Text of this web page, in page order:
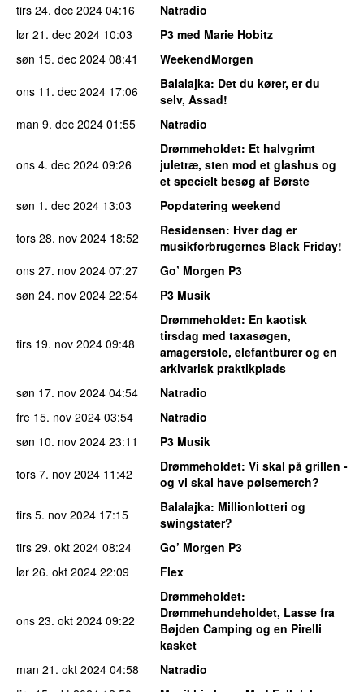
tirs 24. dec 2024 04:16
Natradio
lør 21. dec 2024 10:03
P3 med Marie Hobitz
søn 15. dec 2024 08:41
WeekendMorgen
ons 11. dec 2024 17:06 Balalajka: Det du kører, er du
selv, Assad!
man 9. dec 2024 01:55 Natradio
ons 4. dec 2024 09:26
Drømmeholdet: Et halvgrimt
juletræ, sten mod et glashus og
et specielt besøg af Børste
søn 1. dec 2024 13:03
Popdatering weekend
tors 28. nov 2024 18:52 Residensen: Hver dag er
musikforbrugernes Black Friday!
ons 27. nov 2024 07:27
Go’ Morgen P3
søn 24. nov 2024 22:54 P3 Musik
tirs 19. nov 2024 09:48
Drømmeholdet: En kaotisk
tirsdag med taxasøgen,
amagerstole, elefantburer og en
arkivarisk praktikplads
søn 17. nov 2024 04:54
Natradio
fre 15. nov 2024 03:54
Natradio
søn 10. nov 2024 23:11
P3 Musik
tors 7. nov 2024 11:42 Drømmeholdet: Vi skal på grillen -
og vi skal have pølsemerch?
tirs 5. nov 2024 17:15 Balalajka: Millionlotteri og
swingstater?
tirs 29. okt 2024 08:24
Go’ Morgen P3
lør 26. okt 2024 22:09 Flex
ons 23. okt 2024 09:22
Drømmeholdet:
Drømmehundeholdet, Lasse fra
Bøjden Camping og en Pirelli
kasket
man 21. okt 2024 04:58
Natradio